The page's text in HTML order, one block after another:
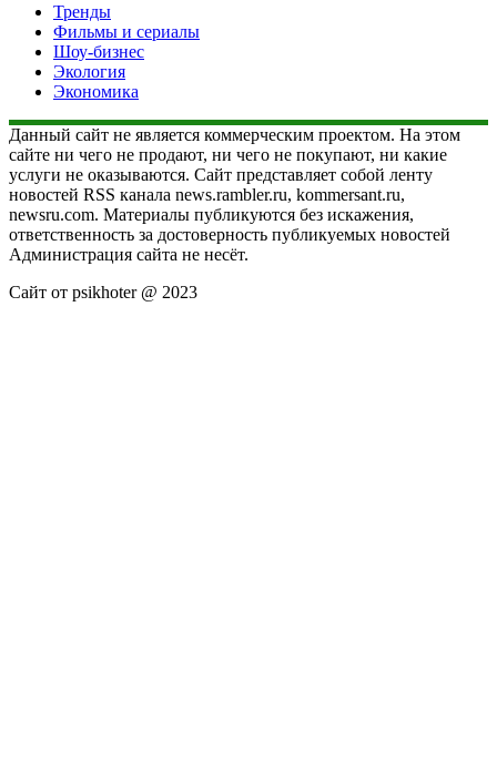
Тренды
Фильмы и сериалы
Шоу-бизнес
Экология
Экономика
Данный сайт не является коммерческим проектом. На этом
сайте ни чего не продают, ни чего не покупают, ни какие
услуги не оказываются. Сайт представляет собой ленту
новостей RSS канала news.rambler.ru, kommersant.ru,
newsru.com. Материалы публикуются без искажения,
ответственность за достоверность публикуемых новостей
Администрация сайта не несёт.
Сайт от psikhoter @ 2023